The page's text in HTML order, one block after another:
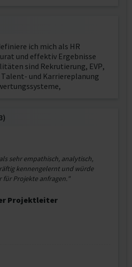
ich mich als HR
und effektiv Ergebnisse
sind Rekrutierung, EVP,
und Karriereplanung
sehr empathisch, analytisch,
kennengelernt und würde
für Projekte anfragen."
Projektleiter